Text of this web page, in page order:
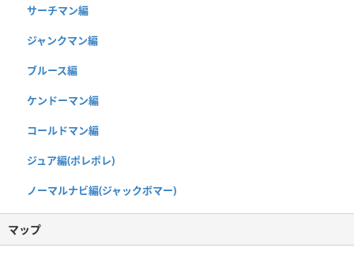
サーチマン編
ジャンクマン編
ブルース編
ケンドーマン編
コールドマン編
ジュア編(ポレポレ)
ノーマルナビ編(ジャックボマー)
マップ